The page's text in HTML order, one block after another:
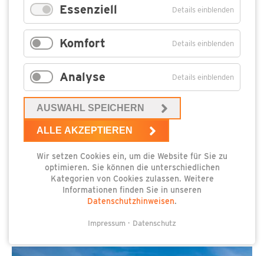
Essenziell Details einblenden
Komfort Details einblenden
Analyse Details einblenden
AUSWAHL SPEICHERN
ALLE AKZEPTIEREN
Wir setzen Cookies ein, um die Website für Sie zu
optimieren. Sie können die unterschiedlichen
Kategorien von Cookies zulassen. Weitere
Informationen finden Sie in unseren
Datenschutzhinweisen.
Impressum Datenschutz